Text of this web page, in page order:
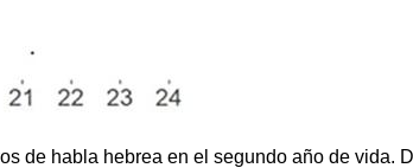
de habla hebrea en el segundo año de vida.